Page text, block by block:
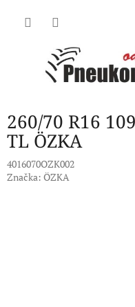
260/70 R16
TL ÖZKA
4016070OZK002
Značka: ÖZKA